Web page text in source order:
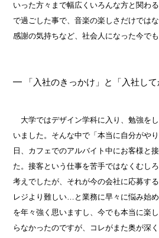
いった方々まで幅広くいろんな方と関わ
で過ごした事で、音楽の楽しさだけでは
感謝の気持ちなど、社会人になった今で
━ 「入社のきっかけ」と「入社して
大学ではデザイン学科に入り、勉強を
いました。そんな中で「本当に自分がや
日、カフェでのアルバイト中にお客様と
た。接客という仕事を苦手ではなくむし
考えでしたが、それが今の会社に応募す
レジより難しい…と業務に早々に悩み始
を年々強く思いますし、今でも本当に楽
らなかったのですが、コレがまた奥が深